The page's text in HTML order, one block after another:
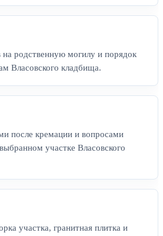
родственную могилу и порядок
Власовского кладбища.
после кремации и вопросами
участке Власовского
участка, гранитная плитка и